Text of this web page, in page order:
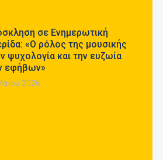
σε Ενημερωτική
«Ο ρόλος της μουσικής
ψυχολογία και την ευζωία
εφήβων»
2026